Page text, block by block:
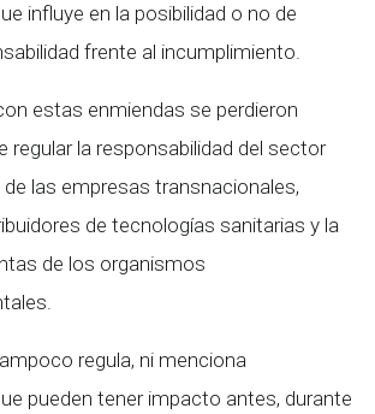
influye en la posibilidad o no de
frente al incumplimiento.
estas enmiendas se perdieron
regular la responsabilidad del sector
las empresas transnacionales,
de tecnologías sanitarias y la
de los organismos
regula, ni menciona
pueden tener impacto antes, durante